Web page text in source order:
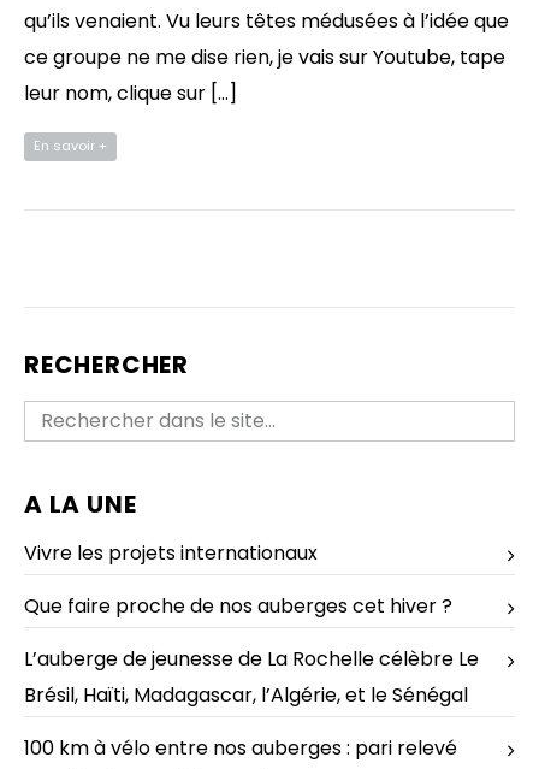
qu’ils venaient. Vu leurs têtes médusées à l’idée que
ce groupe ne me dise rien, je vais sur Youtube, tape
leur nom, clique sur […]
En savoir +
RECHERCHER
A LA UNE
Vivre les projets internationaux
Que faire proche de nos auberges cet hiver ?
L’auberge de jeunesse de La Rochelle célèbre Le
Brésil, Haïti, Madagascar, l’Algérie, et le Sénégal
100 km à vélo entre nos auberges : pari relevé